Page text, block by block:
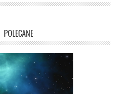
POLECANE